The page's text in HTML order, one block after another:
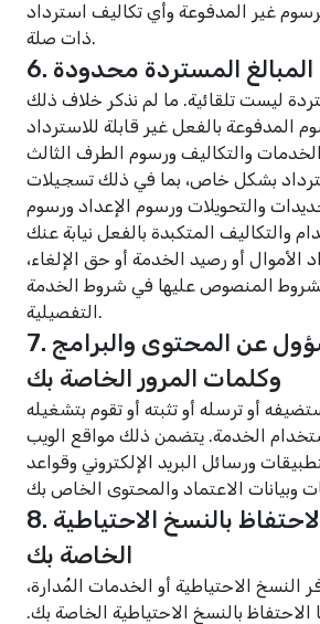
غير المدفوعة وأي تكاليف استرداد
ذات صلة.
6. المبالغ المستردة محدودة
ليست تلقائية. ما لم نذكر خلاف ذلك
المدفوعة بالفعل غير قابلة للاسترداد
والتكاليف ورسوم الطرف الثالث
بشكل خاص، بما في ذلك تسجيلات
والتحويلات ورسوم الإعداد ورسوم
أو رصيد الخدمة أو حق الإلغاء،
المنصوص عليها في شروط الخدمة
التفصيلية.
7. أنت مسؤول عن المحتوى والبرامج
وكلمات المرور الخاصة بك
أو ترسله أو تثبته أو تقوم بتشغيله
الخدمة. يتضمن ذلك مواقع الويب
ورسائل البريد الإلكتروني وقواعد
8. يجب عليك الاحتفاظ بالنسخ الاحتياطية
الخاصة بك
النسخ الاحتياطية أو الخدمات المُدارة،
بالنسخ الاحتياطية الخاصة بك.